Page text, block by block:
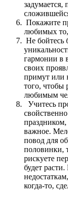
задумается,
Покажите
любимых то,
Не бойтесь
гармонии в
своих
примут или
того, чтобы
любимым
Учитесь
важное.
повод для
половинки,
рискуете
будет
когда-то,